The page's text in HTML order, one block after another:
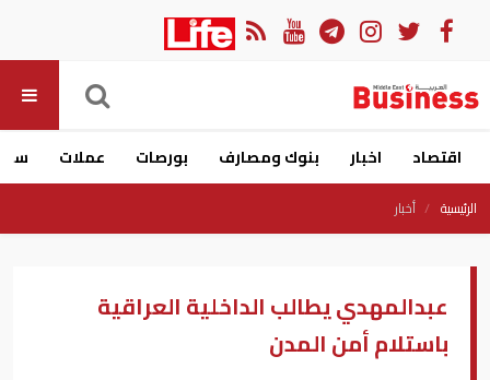
اقتصاد اخبار بنوك ومصارف بورصات عملات
الرئيسية أخبار
عبدالمهدي يطالب الداخلية العراقية
باستلام أمن المدن